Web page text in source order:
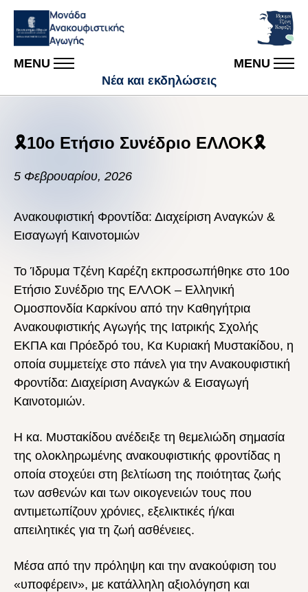
MENU
Νέα και εκδηλώσεις
MENU
🎗️10ο Ετήσιο Συνέδριο ΕΛΛΟΚ🎗️
5 Φεβρουαρίου, 2026
Ανακουφιστική Φροντίδα: Διαχείριση Αναγκών &
Εισαγωγή Καινοτομιών
Το Ίδρυμα Τζένη Καρέζη εκπροσωπήθηκε στο 10ο
Ετήσιο Συνέδριο της ΕΛΛΟΚ – Ελληνική
Ομοσπονδία Καρκίνου από την Καθηγήτρια
Ανακουφιστικής Αγωγής της Ιατρικής Σχολής
ΕΚΠΑ και Πρόεδρό του, Κα Κυριακή Μυστακίδου, η
οποία συμμετείχε στο πάνελ για την Ανακουφιστική
Φροντίδα: Διαχείριση Αναγκών & Εισαγωγή
Καινοτομιών.
Η κα. Μυστακίδου ανέδειξε τη θεμελιώδη σημασία
της ολοκληρωμένης ανακουφιστικής φροντίδας η
οποία στοχεύει στη βελτίωση της ποιότητας ζωής
των ασθενών και των οικογενειών τους που
αντιμετωπίζουν χρόνιες, εξελικτικές ή/και
απειλητικές για τη ζωή ασθένειες.
Μέσα από την πρόληψη και την ανακούφιση του
«υποφέρειν», με κατάλληλη αξιολόγηση και